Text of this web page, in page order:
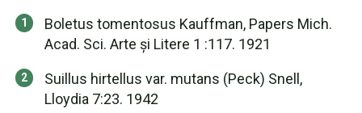
Boletus tomentosus Kauffman, Papers Mich.
Acad. Sci. Arte și Litere 1 :117. 1921
Suillus hirtellus var. mutans (Peck) Snell,
Lloydia 7:23. 1942